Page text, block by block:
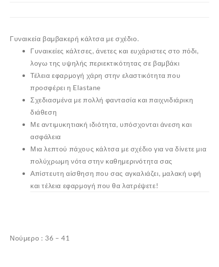
Γυναικεία βαμβακερή κάλτσα με σχέδιο.
Γυναικείες κάλτσες, άνετες και ευχάριστες στο πόδι,
λογω της υψηλής περιεκτικότητας σε βαμβάκι
Τέλεια εφαρμογή χάρη στην ελαστικότητα που
προσφέρει η Elastane
Σχεδιασμένα με πολλή φαντασία και παιχνιδιάρικη
διάθεση
Με αντιμυκητιακή ιδιότητα, υπόσχονται άνεση και
ασφάλεια
Μια λεπτού πάχους κάλτσα με σχέδιο για να δίνετε μια
πολύχρωμη νότα στην καθημερινότητα σας
Απίστευτη αίσθηση που σας αγκαλιάζει, μαλακή υφή
και τέλεια εφαρμογή που θα λατρέψετε!
Νούμερο : 36 – 41